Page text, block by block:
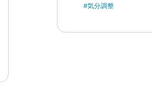
Google Geminiな
楽かなと思います。 ②アプリ特有
#気分調整